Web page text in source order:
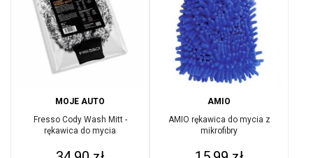
MOJE AUTO
Fresso Cody Wash Mitt -
rękawica do mycia
AMIO
AMIO rękawica do mycia z
mikrofibry